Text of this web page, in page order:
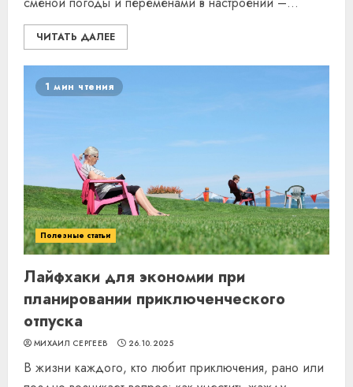
ЧИТАТЬ ДАЛЕЕ
1 мин чтения
Полезные статьи
Лайфхаки для экономии при
планировании приключенческого
отпуска
МИХАИЛ СЕРГЕЕВ 26.10.2025
В жизни каждого, кто любит приключения, рано или